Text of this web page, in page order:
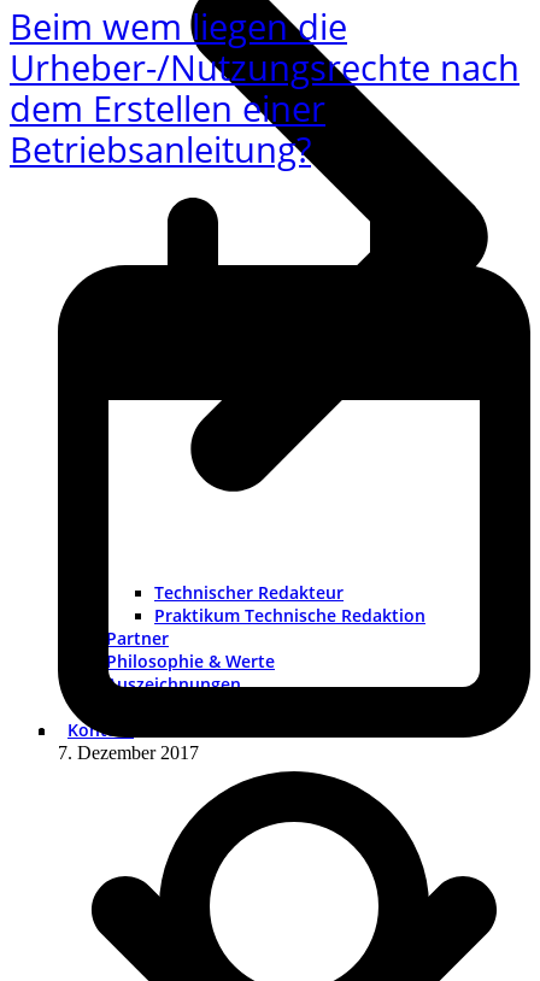
Technischer Redakteur
Praktikum Technische Redaktion
Partner
Philosophie & Werte
Auszeichnungen
Kontakt
Beim wem liegen die
Urheber-/Nutzungsrechte nach
dem Erstellen einer
Betriebsanleitung?
7. Dezember 2017